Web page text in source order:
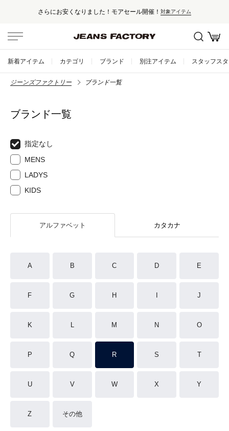
さらにお安くなりました！モアセール開催！対象アイテム
新着アイテム カテゴリ ブランド 別注アイテム スタッフス
ジーンズファクトリー ブランド一覧
ブランド一覧
指定なし
MENS
LADYS
KIDS
アルファベット カタカナ
A B C D E
F G H J
K L M N O
P Q R S T
U V W X Y
Z その他